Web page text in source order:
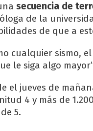
secuencia de
de la
de que a
cualquier sismo,
le siga algo
el jueves de
4 y más de
5.